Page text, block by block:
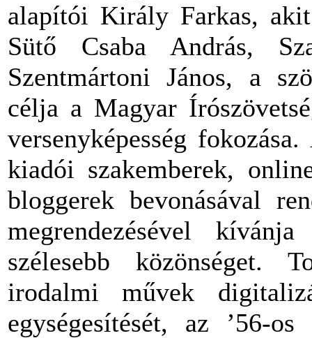
alapítói Király Farkas,
Sütő Csaba András,
Szentmártoni János, a
célja a Magyar
versenyképesség
kiadói szakemberek,
bloggerek bevonásával
megrendezésével
szélesebb közönséget.
irodalmi művek
egységesítését, az ’56-